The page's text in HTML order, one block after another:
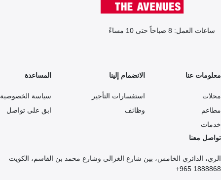
ساعات العمل: 8 صباحاً حتى 10 مساءً
معلومات عنا
محلات
مطاعم
خدمات
الانضمام إلينا
استفسارات التأجير
وظائف
المساعدة
سياسة الخصوصية
ابق على تواصل
تواصل معنا
الري، الدائري الخامس، بين شارع الغزالي وشارع محمد بن القاسم، الكويت
1888868 965+